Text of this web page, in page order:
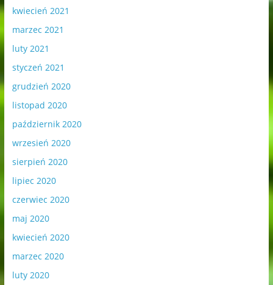
kwiecień 2021
marzec 2021
luty 2021
styczeń 2021
grudzień 2020
listopad 2020
październik 2020
wrzesień 2020
sierpień 2020
lipiec 2020
czerwiec 2020
maj 2020
kwiecień 2020
marzec 2020
luty 2020